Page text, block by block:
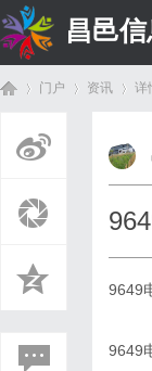
昌邑信
门户 资讯
›
详
9649
9649